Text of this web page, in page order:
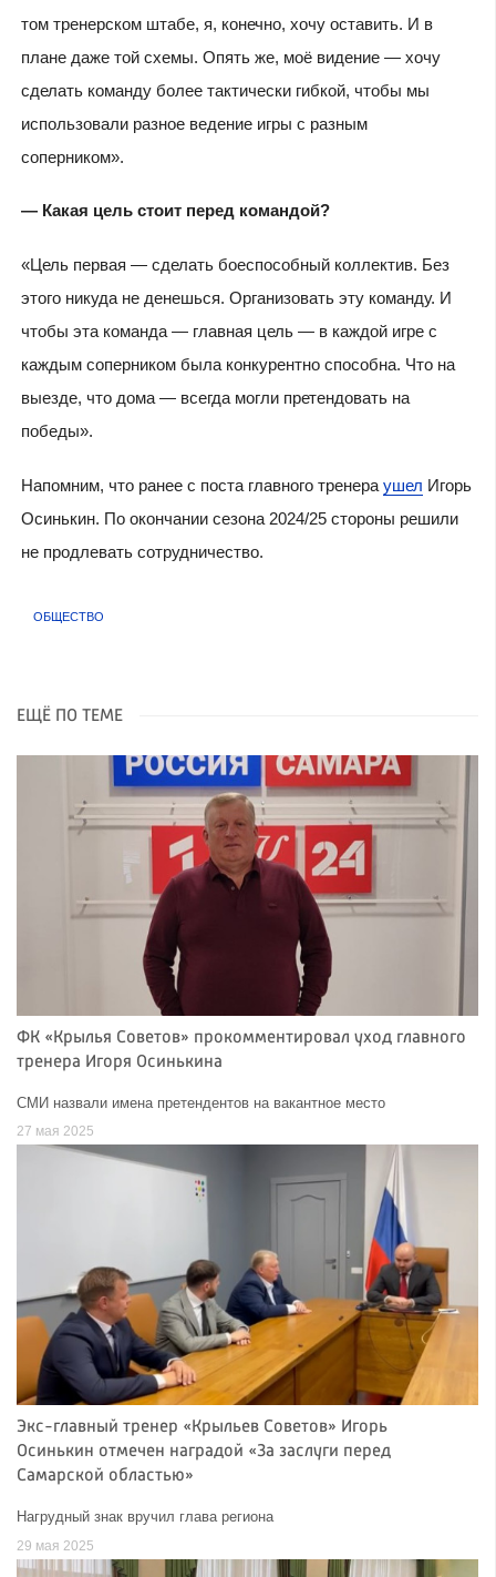
том тренерском штабе, я, конечно, хочу оставить. И в
плане даже той схемы. Опять же, моё видение — хочу
сделать команду более тактически гибкой, чтобы мы
использовали разное ведение игры с разным
соперником».
— Какая цель стоит перед командой?
«Цель первая — сделать боеспособный коллектив. Без
этого никуда не денешься. Организовать эту команду. И
чтобы эта команда — главная цель — в каждой игре с
каждым соперником была конкурентно способна. Что на
выезде, что дома — всегда могли претендовать на
победы».
Напомним, что ранее с поста главного тренера ушел Игорь
Осинькин. По окончании сезона 2024/25 стороны решили
не продлевать сотрудничество.
ОБЩЕСТВО
ЕЩЁ ПО ТЕМЕ
ФК «Крылья Советов» прокомментировал уход главного
тренера Игоря Осинькина
СМИ назвали имена претендентов на вакантное место
27 мая 2025
Экс-главный тренер «Крыльев Советов» Игорь
Осинькин отмечен наградой «За заслуги перед
Самарской областью»
Нагрудный знак вручил глава региона
29 мая 2025